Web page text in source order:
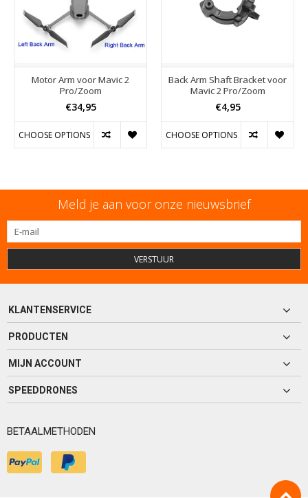
Motor Arm voor Mavic 2
Pro/Zoom
€34,95
CHOOSE OPTIONS
Back Arm Shaft Bracket voor
Mavic 2 Pro/Zoom
€4,95
CHOOSE OPTIONS
Meld je aan voor onze nieuwsbrief
VERSTUUR
KLANTENSERVICE
PRODUCTEN
MIJN ACCOUNT
SPEEDDRONES
BETAALMETHODEN